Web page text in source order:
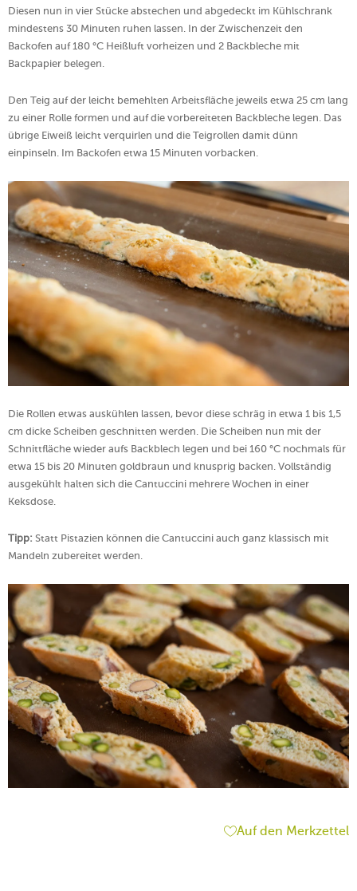
Diesen nun in vier Stücke abstechen und abgedeckt im Kühlschrank
mindestens 30 Minuten ruhen lassen. In der Zwischenzeit den
Backofen auf 180 °C Heißluft vorheizen und 2 Backbleche mit
Backpapier belegen.
Den Teig auf der leicht bemehlten Arbeitsfläche jeweils etwa 25 cm lang
zu einer Rolle formen und auf die vorbereiteten Backbleche legen. Das
übrige Eiweiß leicht verquirlen und die Teigrollen damit dünn
einpinseln. Im Backofen etwa 15 Minuten vorbacken.
Die Rollen etwas auskühlen lassen, bevor diese schräg in etwa 1 bis 1,5
cm dicke Scheiben geschnitten werden. Die Scheiben nun mit der
Schnittfläche wieder aufs Backblech legen und bei 160 °C nochmals für
etwa 15 bis 20 Minuten goldbraun und knusprig backen. Vollständig
ausgekühlt halten sich die Cantuccini mehrere Wochen in einer
Keksdose.
Tipp: Statt Pistazien können die Cantuccini auch ganz klassisch mit
Mandeln zubereitet werden.
Auf den Merkzettel